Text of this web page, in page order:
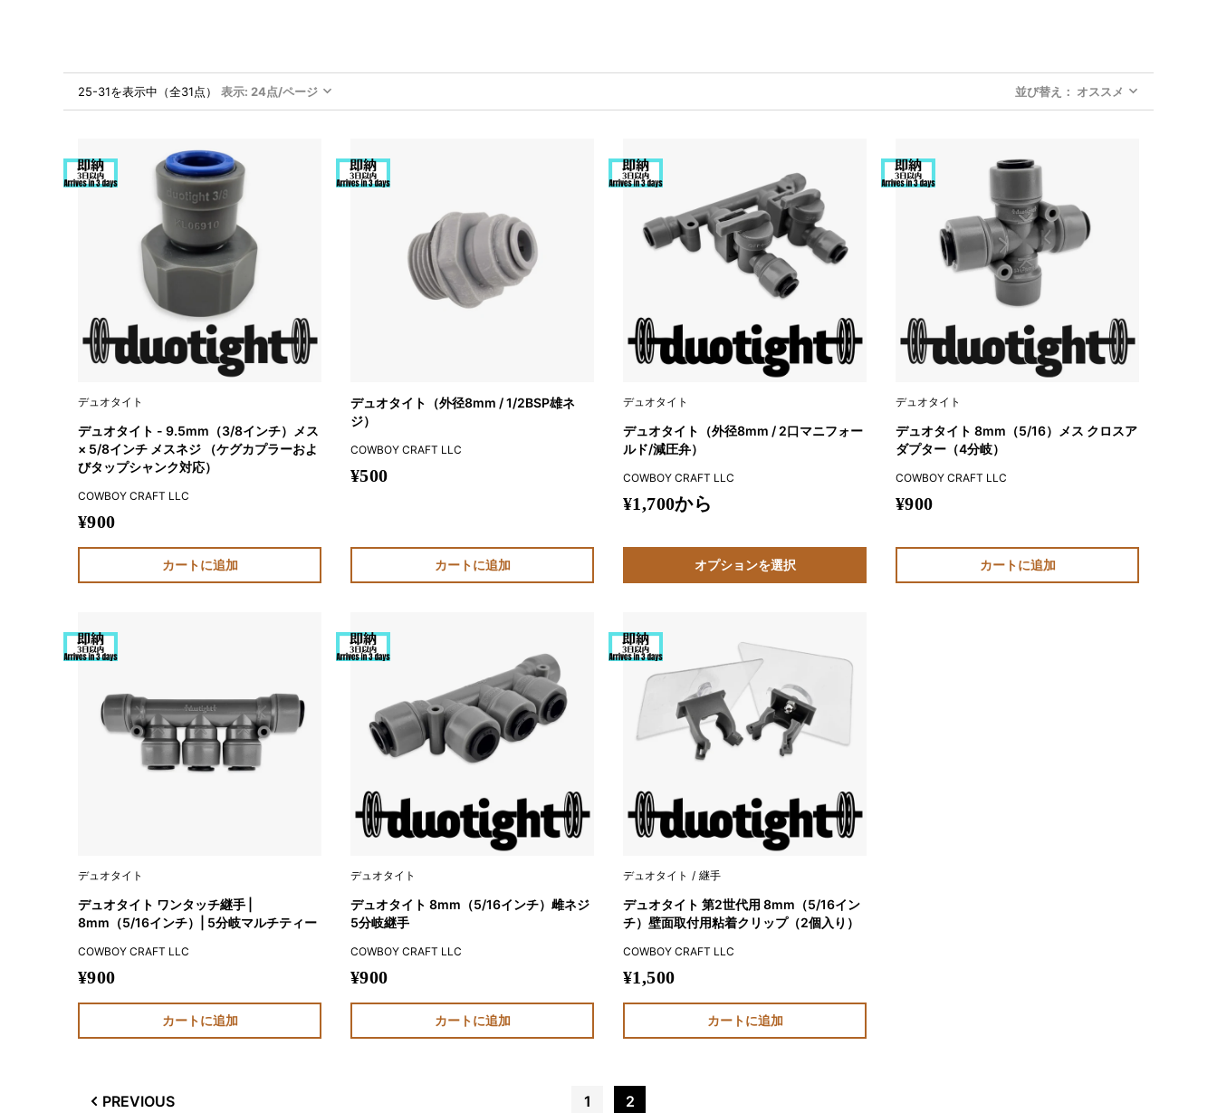
25-31を表示中（全31点） 表示: 24点/ページ 並び替え： オススメ
デュオタイト
デュオタイト - 9.5mm（3/8インチ）メス
× 5/8インチ メスネジ （ケグカプラーおよ
びタップシャンク対応）
COWBOY CRAFT LLC
販
売
格
¥900
カートに追加
デュオタイト（外径8mm / 1/2BSP雄ネ
ジ）
COWBOY CRAFT LLC
販
¥500
カートに追加
デュオタイト
デュオタイト（外径8mm / 2口マニフォー
ルド/減圧弁）
COWBOY CRAFT LLC
販
価
¥1,700から
オプションを選択
デュオタイト
デュオタイト 8mm（5/16）メス クロスア
ダプター（4分岐）
COWBOY CRAFT LLC
販
価
¥900
カートに追加
デュオタイト
デュオタイト ワンタッチ継手 |
8mm（5/16インチ）| 5分岐マルチティー
COWBOY CRAFT LLC
販
売
格
¥900
カートに追加
デュオタイト
デュオタイト 8mm（5/16インチ）雌ネジ
5分岐継手
COWBOY CRAFT LLC
販
売
格
¥900
カートに追加
デュオタイト 継手
デュオタイト 第2世代用 8mm（5/16イン
チ）壁面取付用粘着クリップ（2個入り）
COWBOY CRAFT LLC
販
売
格
¥1,500
カートに追加
PREVIOUS 1 2